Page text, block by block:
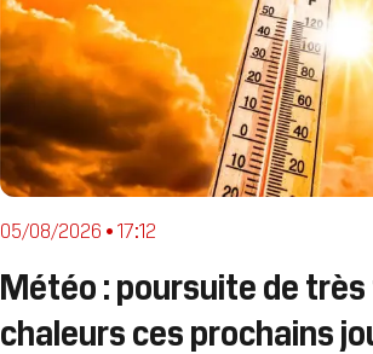
05/08/2026 • 17:12
Météo : poursuite de
chaleurs ces prochains